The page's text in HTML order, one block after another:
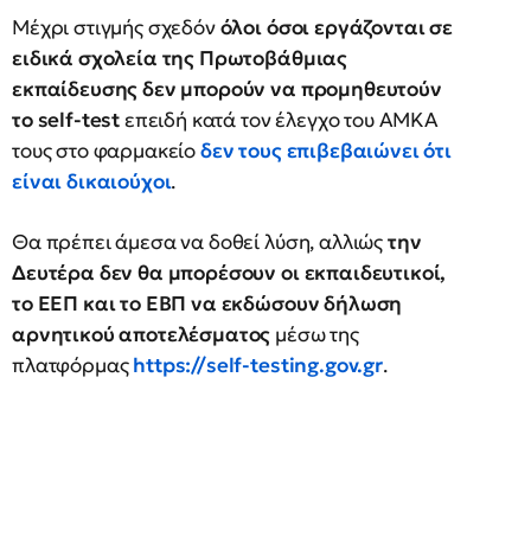
Μέχρι στιγμής σχεδόνόλοι όσοι εργάζονται σε
ειδικά σχολεία της Πρωτοβάθμιας
εκπαίδευσης δεν μπορούν να προμηθευτούν
το self-testεπειδή κατά τον έλεγχο του ΑΜΚΑ
τους στο φαρμακείοδεν τους επιβεβαιώνει ότι
είναι δικαιούχοι.
Θα πρέπει άμεσα να δοθεί λύση, αλλιώςτην
Δευτέρα δεν θα μπορέσουν οι εκπαιδευτικοί,
το ΕΕΠ και το ΕΒΠ να εκδώσουν δήλωση
αρνητικού αποτελέσματος μέσω της
πλατφόρμαςhttps://self-testing.gov.gr.